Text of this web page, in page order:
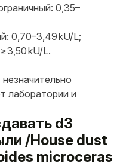
0,35–
0,70–3,49 kU/L;
3,50 kU/L.
лаборатории и
d3
/House dust
microceras